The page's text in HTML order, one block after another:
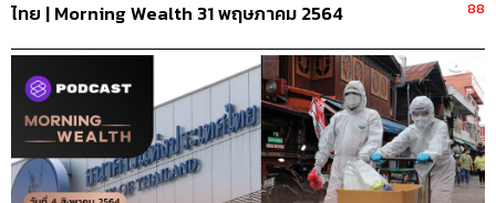
ไทย | Morning Wealth 31 พฤษภาคม 2564
88